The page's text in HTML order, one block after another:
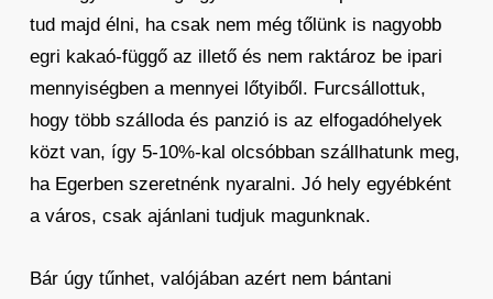
tud majd élni, ha csak nem még tőlünk is nagyobb
egri kakaó-függő az illető és nem raktároz be ipari
mennyiségben a mennyei lőtyiből. Furcsállottuk,
hogy több szálloda és panzió is az elfogadóhelyek
közt van, így 5-10%-kal olcsóbban szállhatunk meg,
ha Egerben szeretnénk nyaralni. Jó hely egyébként
a város, csak ajánlani tudjuk magunknak.
Bár úgy tűnhet, valójában azért nem bántani